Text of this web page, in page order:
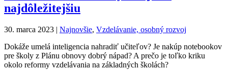
najdôležitejšiu
30. marca 2023 | Najnovšie, Vzdelávanie, osobný rozvoj
Dokáže umelá inteligencia nahradiť učiteľov? Je nakúp notebookov
pre školy z Plánu obnovy dobrý nápad? A prečo je toľko kriku
okolo reformy vzdelávania na základných školách?